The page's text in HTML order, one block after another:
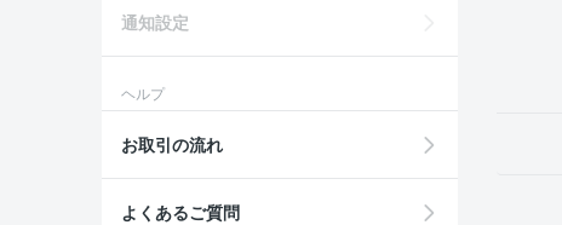
通知設定
ヘルプ
お取引の流れ
よくあるご質問